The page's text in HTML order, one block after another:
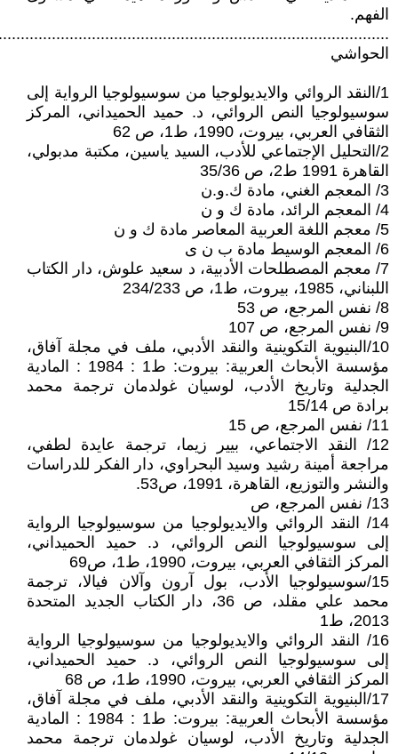
الفهم.
الحواشي
1/النقد الروائي والايديولوجيا من سوسيولوجيا الرواية إلى
سوسيولوجيا النص الروائي، د. حميد الحميداني، المركز
الثقافي العربي، بيروت، 1990، ط1، ص 62
2/التحليل الإجتماعي للأدب، السيد ياسين، مكتبة مدبولي،
القاهرة 1991 ط2، ص 35/36
3/ المعجم الغني، مادة ك.و.ن
4/ المعجم الرائد، مادة ك و ن
5/ معجم اللغة العربية المعاصر مادة ك و ن
6/ المعجم الوسيط مادة ب ن ى
7/ معجم المصطلحات الأدبية، د سعيد علوش، دار الكتاب
اللبناني، 1985، بيروت، ط1، ص 234/233
8/ نفس المرجع، ص 53
9/ نفس المرجع، ص 107
10/البنيوية التكوينية والنقد الأدبي، ملف في مجلة آفاق،
مؤسسة الأبحاث العربية: بيروت: ط1 : 1984 : المادية
الجدلية وتاريخ الأدب، لوسيان غولدمان ترجمة محمد
برادة ص 15/14
11/ نفس المرجع، ص 15
12/ النقد الاجتماعي، بيير زيما، ترجمة عايدة لطفي،
مراجعة أمينة رشيد وسيد البحراوي، دار الفكر للدراسات
والنشر والتوزيع، القاهرة، 1991، ص53.
13/ نفس المرجع، ص
14/ النقد الروائي والايديولوجيا من سوسيولوجيا الرواية
إلى سوسيولوجيا النص الروائي، د. حميد الحميداني،
المركز الثقافي العربي، بيروت، 1990، ط1، ص69
15/سوسيولوجيا الأدب، بول آرون وآلان فيالا، ترجمة
محمد علي مقلد، ص 36، دار الكتاب الجديد المتحدة
2013، ط1
16/ النقد الروائي والايديولوجيا من سوسيولوجيا الرواية
إلى سوسيولوجيا النص الروائي، د. حميد الحميداني،
المركز الثقافي العربي، بيروت، 1990، ط1، ص 68
17/البنيوية التكوينية والنقد الأدبي، ملف في مجلة آفاق،
مؤسسة الأبحاث العربية: بيروت: ط1 : 1984 : المادية
الجدلية وتاريخ الأدب، لوسيان غولدمان ترجمة محمد